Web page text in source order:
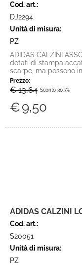
Cod. art.:
DJ2294
Unità di misura:
PZ
ADIDAS CALZINI
dotati di stampa
scarpe, ma possono
Prezzo:
€ 13,64 Sconto 30.3%
€9,50
ADIDAS CALZINI
Cod. art.:
S20051
Unità di misura:
PZ